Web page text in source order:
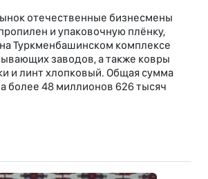
отечественные бизнесмены
и упаковочную плёнку,
Туркменбашинском комплексе
заводов, а также ковры
и линт хлопковый. Общая сумма
более 48 миллионов 626 тысяч